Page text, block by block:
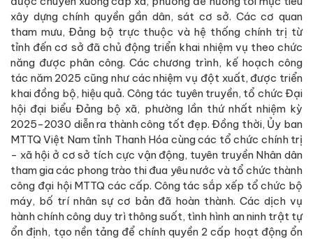
xây dựng chính quyền gần dân, sát cơ sở. Các cơ quan
tham mưu, Đảng bộ trực thuộc và hệ thống chính trị từ
tỉnh đến cơ sở đã chủ động triển khai nhiệm vụ theo chức
năng được phân công. Các chương trình, kế hoạch công
tác năm 2025 cũng như các nhiệm vụ đột xuất, được triển
khai đồng bộ, hiệu quả. Công tác tuyên truyền, tổ chức Đại
hội đại biểu Đảng bộ xã, phường lần thứ nhất nhiệm kỳ
2025-2030 diễn ra thành công tốt đẹp. Đồng thời, Ủy ban
MTTQ Việt Nam tỉnh Thanh Hóa cùng các tổ chức chính trị
- xã hội ở cơ sở tích cực vận động, tuyên truyền Nhân dân
tham gia các phong trào thi đua yêu nước và tổ chức thành
công đại hội MTTQ các cấp. Công tác sắp xếp tổ chức bộ
máy, bố trí nhân sự cơ bản đã hoàn thành. Các dịch vụ
hành chính công duy trì thông suốt, tình hình an ninh trật tự
ổn định, tạo nền tảng để chính quyền 2 cấp hoạt động ổn